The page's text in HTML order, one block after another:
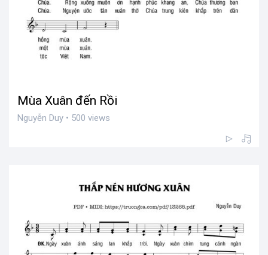
Mùa Xuân đến Rồi
Nguyễn Duy • 500 views